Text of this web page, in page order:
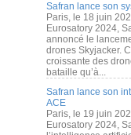
Safran lance son
Paris, le 18 juin
Eurosatory 2024,
annoncé le
drones Skyjacker.
croissante des
bataille qu’à...
Safran lance son
ACE
Paris, le 19 juin
Eurosatory 2024,